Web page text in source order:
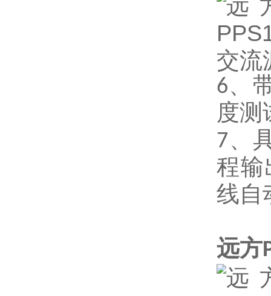
6、
度测
7、
程输
线自
远方